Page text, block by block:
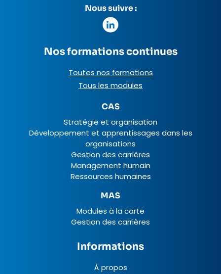
Nous suivre :
Nos formations continues
Toutes nos formations
Tous les modules
CAS
Stratégie et organisation
Développement et apprentissages dans les
organisations
Gestion des carrières
Management humain
Ressources humaines
MAS
Modules à la carte
Gestion des carrières
Informations
À propos